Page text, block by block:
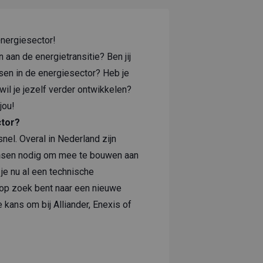
aan de energietransitie? Ben jij
in de energiesector? Heb je
je jezelf verder ontwikkelen?
Overal in Nederland zijn
nodig om mee te bouwen aan
nu al een technische
zoek bent naar een nieuwe
om bij Alliander, Enexis of